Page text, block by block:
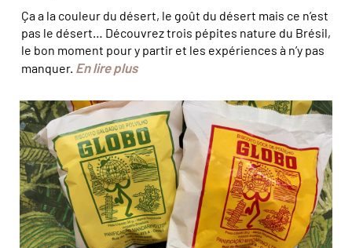
Ça a la couleur du désert, le goût du désert mais ce n’est
pas le désert… Découvrez trois pépites nature du Brésil,
le bon moment pour y partir et les expériences à n’y pas
manquer. En lire plus
© Olivier Bodart